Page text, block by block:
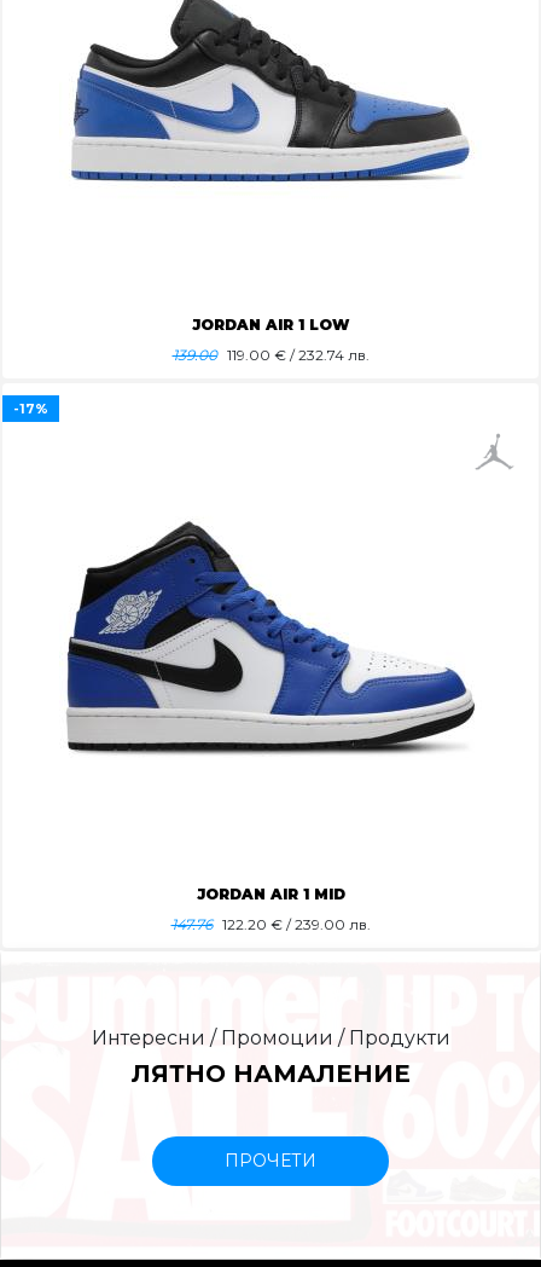
JORDAN AIR 1 LOW
139.00 119.00 € / 232.74 лв.
JORDAN AIR 1 MID
147.76 122.20 € / 239.00 лв.
-17%
Интересни / Промоции / Продукти
ЛЯТНО НАМАЛЕНИЕ
ПРОЧЕТИ